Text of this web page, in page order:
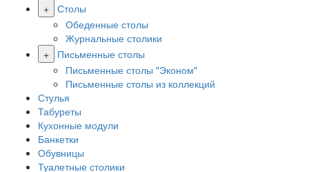
+ Столы
Обеденные столы
Журнальные столики
+
Письменные столы
Письменные столы "Эконом"
Письменные столы из коллекций
Стулья
Табуреты
Кухонные модули
Банкетки
Обувницы
Туалетные столики